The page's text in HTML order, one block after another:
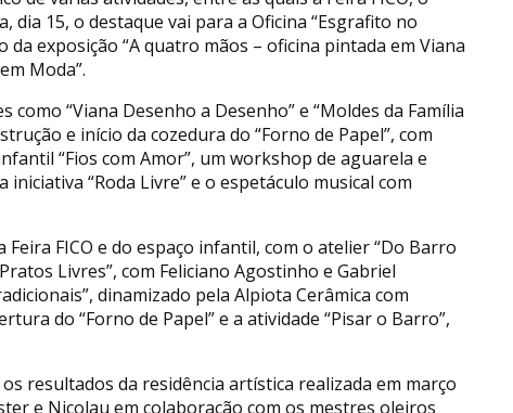
dia 15, o destaque vai para a Oficina “Esgrafito no
exposição “A quatro mãos – oficina pintada em Viana
Moda”.
“Viana Desenho a Desenho” e “Moldes da Família
e início da cozedura do “Forno de Papel”, com
“Fios com Amor”, um workshop de aguarela e
“Roda Livre” e o espetáculo musical com
FICO e do espaço infantil, com o atelier “Do Barro
Livres”, com Feliciano Agostinho e Gabriel
dinamizado pela Alpiota Cerâmica com
do “Forno de Papel” e a atividade “Pisar o Barro”,
resultados da residência artística realizada em março
e Nicolau em colaboração com os mestres oleiros